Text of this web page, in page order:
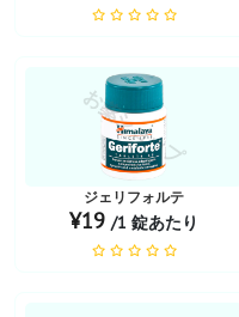
お薬ショップ
ジェリフォルテ
¥19 /1 錠あたり